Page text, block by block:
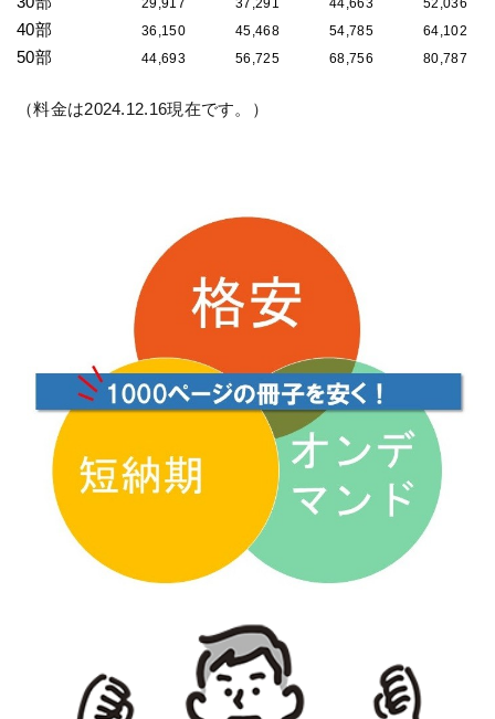
40部 36,150 45,468 54,785 64,102
50部 44,693 56,725 68,756 80,787
（料金は2024.12.16現在です。）